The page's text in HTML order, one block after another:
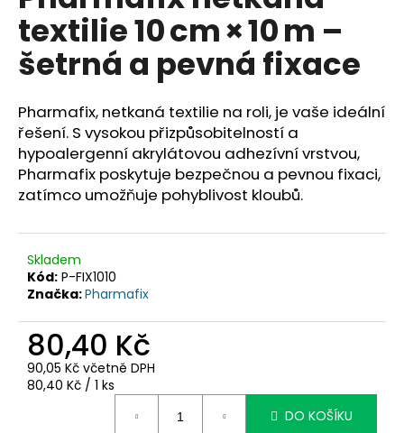
0,0
z
5
hvězdiček.
textilie 10 cm × 10 m –
šetrná a pevná fixace
Pharmafix, netkaná textilie na roli, je vaše ideální
řešení. S vysokou přizpůsobitelností a
hypoalergenní akrylátovou adhezívní vrstvou,
Pharmafix poskytuje bezpečnou a pevnou fixaci,
zatímco umožňuje pohyblivost kloubů.
Skladem
Kód: P-FIX1010
Značka:Pharmafix
80,40 Kč
90,05 Kč včetně DPH
Měrná
80,40 Kč / 1 ks
DO KOŠÍKU
a
j
í
?
HLEDAT
D
p
o
u